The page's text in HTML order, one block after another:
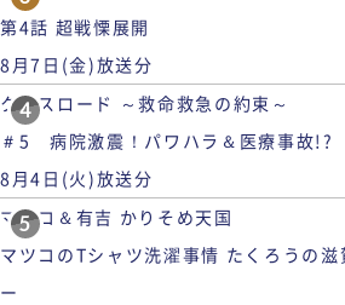
第4話 超戦慄展開
8月7日(金)放送分
4
クロスロード ～救命救急の約束～
＃5 病院激震！パワハラ＆医療事故!?
8月4日(火)放送分
5
マツコ＆有吉 かりそめ天国
マツコのTシャツ洗濯事情 たくろうの
ー